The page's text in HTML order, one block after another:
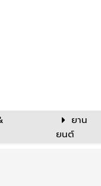
ยาน
ยนต์